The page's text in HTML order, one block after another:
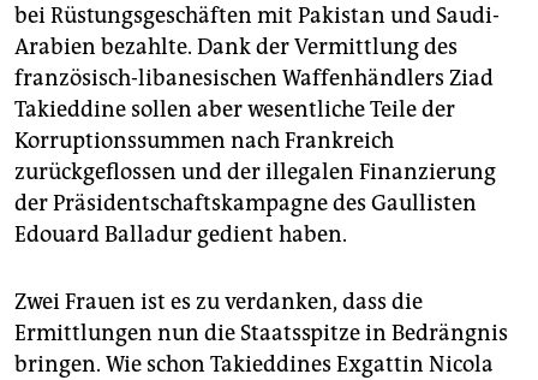
bei Rüstungsgeschäften mit Pakistan und Saudi-
Arabien bezahlte. Dank der Vermittlung des
französisch-libanesischen Waffenhändlers Ziad
Takieddine sollen aber wesentliche Teile der
Korruptionssummen nach Frankreich
zurückgeflossen und der illegalen Finanzierung
der Präsidentschaftskampagne des Gaullisten
Edouard Balladur gedient haben.
Zwei Frauen ist es zu verdanken, dass die
Ermittlungen nun die Staatsspitze in Bedrängnis
bringen. Wie schon Takieddines Exgattin Nicola